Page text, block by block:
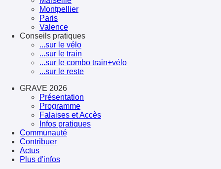
Montpellier
Paris
Valence
Conseils pratiques
...sur le vélo
...sur le train
...sur le combo train+vélo
...sur le reste
GRAVE 2026
Présentation
Programme
Falaises et Accès
Infos pratiques
Communauté
Contribuer
Actus
Plus d'infos